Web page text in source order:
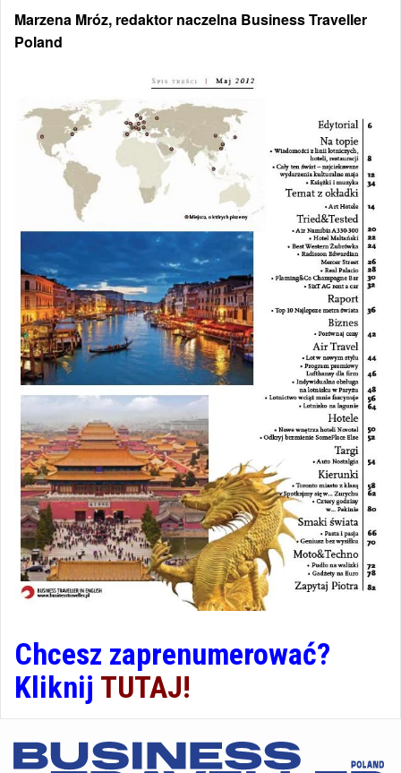
Marzena Mróz, redaktor naczelna Business Traveller
Poland
Chcesz zaprenumerować?
Kliknij TUTAJ!